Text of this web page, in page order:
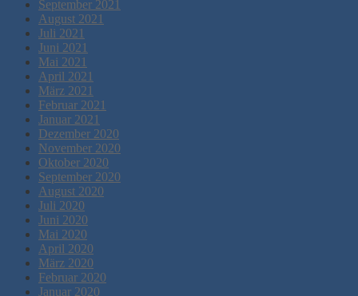
September 2021
August 2021
Juli 2021
Juni 2021
Mai 2021
April 2021
März 2021
Februar 2021
Januar 2021
Dezember 2020
November 2020
Oktober 2020
September 2020
August 2020
Juli 2020
Juni 2020
Mai 2020
April 2020
März 2020
Februar 2020
Januar 2020